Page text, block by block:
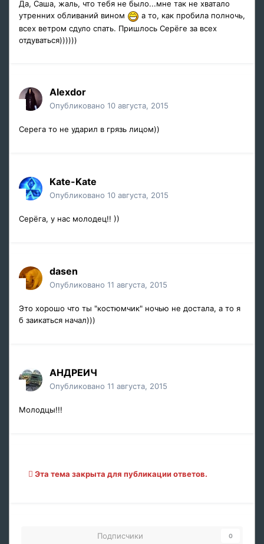
Да, Саша, жаль, что тебя не было...мне так не хватало
утренних обливаний вином
а то, как пробила полночь,
всех ветром сдуло спать. Пришлось Серёге за всех
отдуваться))))))
Alexdor
Опубликовано 10 августа, 2015
Серега то не ударил в грязь лицом))
Kate-Kate
Опубликовано 10 августа, 2015
Серёга, у нас молодец!! ))
dasen
Опубликовано 11 августа, 2015
Это хорошо что ты "костюмчик" ночью не достала, а то я
б заикаться начал)))
АНДРЕИЧ
Опубликовано 11 августа, 2015
Молодцы!!!
Эта тема закрыта для публикации ответов.
Подписчики 0